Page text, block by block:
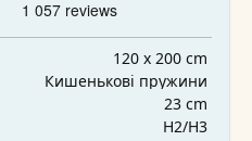
120 x 200 cm
Кишенькові пружини
23 cm
H2/H3